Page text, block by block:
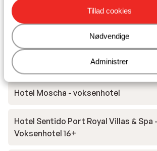
Tillad cookies
Nødvendige
Administrer
Andre overnatningssteder i
Hotel Casa Cook - voksenhotel
Hotel Cabu - Voksenhotel
Hotel Moscha - voksenhotel
Hotel Sentido Port Royal Villas & Spa -
Voksenhotel 16+